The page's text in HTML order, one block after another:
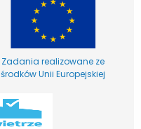
Zadania realizowane ze
środków Unii Europejskiej